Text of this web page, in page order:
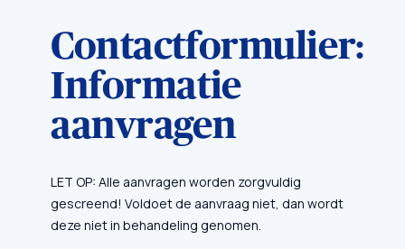
Contactformulier:
Informatie
aanvragen
LET OP: Alle aanvragen worden zorgvuldig
gescreend! Voldoet de aanvraag niet, dan wordt
deze niet in behandeling genomen.